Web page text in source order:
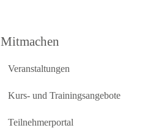
Mitmachen
Veranstaltungen
Kurs- und Trainingsangebote
Teilnehmerportal